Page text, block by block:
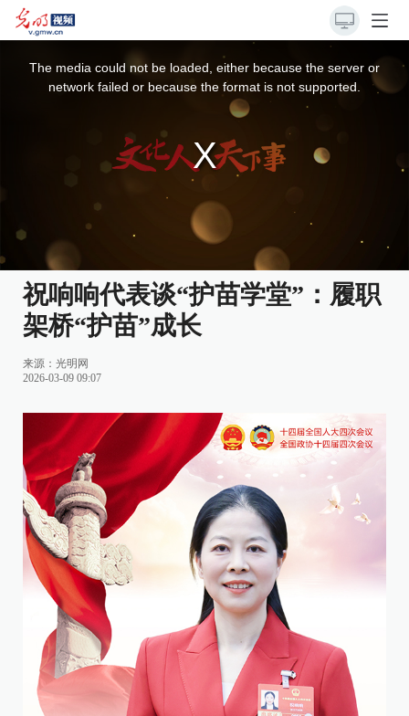
The media could not be loaded, either because the server or
network failed or because the format is not supported.
祝响响代表谈“护苗学堂”：履职
架桥“护苗”成长
来源： 光明网
2026-03-09 09:07